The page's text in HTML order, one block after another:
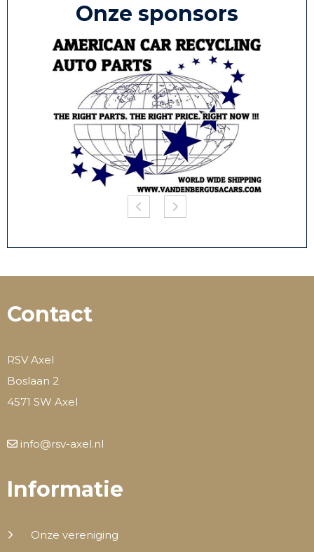
Onze sponsors
Contact
RSV Axel
Boslaan 2
4571 SW Axel
info@rsv-axel.nl
Informatie
Onze vereniging